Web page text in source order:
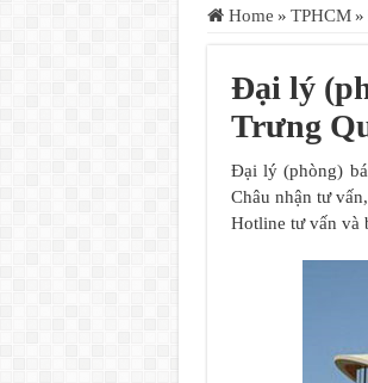
Home » TPHCM »
Đại lý
Trưng
Đại lý (phòng)
Châu nhận tư
Hotline tư vấn và